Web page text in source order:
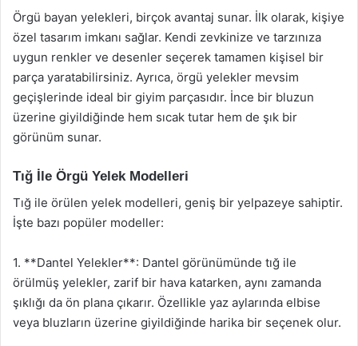
Örgü bayan yelekleri, birçok avantaj sunar. İlk olarak, kişiye
özel tasarım imkanı sağlar. Kendi zevkinize ve tarzınıza
uygun renkler ve desenler seçerek tamamen kişisel bir
parça yaratabilirsiniz. Ayrıca, örgü yelekler mevsim
geçişlerinde ideal bir giyim parçasıdır. İnce bir bluzun
üzerine giyildiğinde hem sıcak tutar hem de şık bir
görünüm sunar.
Tığ İle Örgü Yelek Modelleri
Tığ ile örülen yelek modelleri, geniş bir yelpazeye sahiptir.
İşte bazı popüler modeller:
1. **Dantel Yelekler**: Dantel görünümünde tığ ile
örülmüş yelekler, zarif bir hava katarken, aynı zamanda
şıklığı da ön plana çıkarır. Özellikle yaz aylarında elbise
veya bluzların üzerine giyildiğinde harika bir seçenek olur.